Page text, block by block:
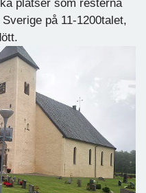
platser som resterna
på 11-1200talet,